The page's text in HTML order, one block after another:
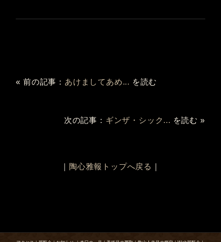
« 前の記事： あけましてあめ... を読む
次の記事： ギンザ・シック... を読む »
陶心雅報トップへ戻る